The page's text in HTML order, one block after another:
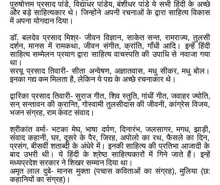
पुरुषोत्तम प्रसाद पांडे, विद्याधर पांडेय, बंशीधर पांडे ये सभी हिंदी के अच्छे
और बड़े साहित्यकार थे। जिन्होंने अपनी रचनाओं के द्वारा साहित्य विकास
में अपना योगदान दिया।
डॉ. बलदेव प्रसाद मिश्र- जीवन विज्ञान, साकेत सन्त, रामराज्य, तुलसी
दर्शन, मानस में रामकथा, जीवन संगीत, क्रांति, गाँधी आदि। इन्हें हिंदी
साहित्य सम्मेलन प्रयाग द्वारा साहित्य वाचस्पति की उपाधि से नवाजा गया
था।
सरयू प्रसाद तिवारी- सीता अन्वेषण, अज्ञातवास, मधु सीकर, मधु बोल।
इनका गद्य कम मिलता है, लेकिन ये पद्य के अच्छे रचनाकार थे।
द्वारिका प्रसाद तिवारी- सुराज गीत, शिव स्तुति, गांधीं गीत, जवाहर ज्योति,
सन् सन्तावन की क्रान्ति, गोस्वामी तुलसीदास की जीवनी, कांग्रेस विजय,
भजन संग्रह, राम केवट संवाद।
श्रीकांत वर्मा- भटका मेघ, भाषा दर्पण, दिनारंभ, जलसागर, मगध, झाड़ी,
संवाद कहानी, घर, दूसरे के पैर, जिरह, अपोलो का रथ, फैसले का दिन,
प्रसंग, बीसवीं शताब्दी के अंधेरे में। इनकी साहित्य की प्रतिभा आजादी के
बाद उभरी थी। ये हिंदी के श्रेष्ठ साहित्यकारों में गिने जाते हैं। इन्हें
मध्यप्रदेश सरकार ने शिखर सम्मान दिया था।
अमृत लाल दुबे-मानस मुक्ता (पचास कविताओं का संग्रह), मुलिया (छ:
कहानियों का संग्रह)।